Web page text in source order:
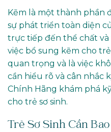
Kẽm là một thành phần
sự phát triển toàn diện
trực tiếp đến thể chất
việc bổ sung kẽm cho
quan trọng và là việc
cần hiểu rõ và cân nhắc
Chính Hãng khám phá
cho trẻ sơ sinh.
Trẻ Sơ Sinh Cần